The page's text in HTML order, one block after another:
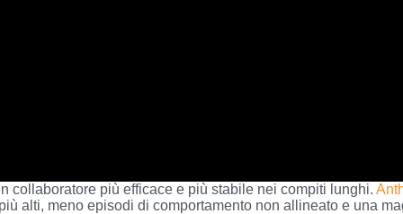
collaboratore più efficace e più stabile nei compiti lunghi.
alti, meno episodi di comportamento non allineato e una